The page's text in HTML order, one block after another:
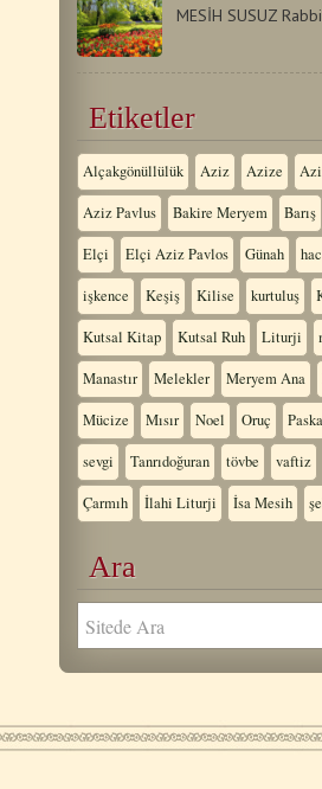
Etiketler
Alçakgönüllülük Aziz Azize
Aziz Pavlus Bakire Meryem Barış
Elçi Elçi Aziz Pavlos Günah hac
işkence Keşiş Kilise kurtuluş
Kutsal Kitap Kutsal Ruh Liturji
Manastır Melekler Meryem Ana
Mücize Mısır Noel Oruç
sevgi Tanrıdoğuran tövbe vaftiz
Çarmıh İlahi Liturji İsa Mesih
Ara